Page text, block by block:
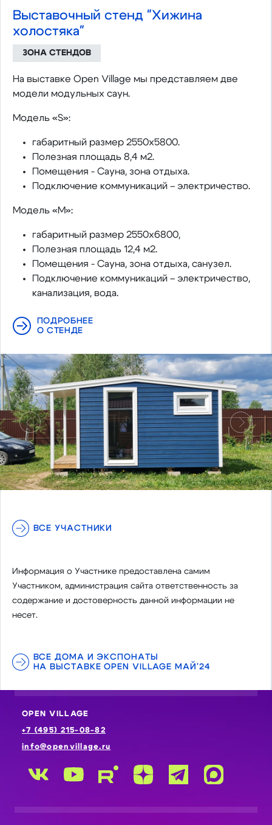
Выставочный стенд "Хижина
холостяка"
ЗОНА СТЕНДОВ
На выставке Open Village мы представляем две
модели модульных саун.
Модель «S»:
габаритный размер 2550х5800.
Полезная площадь 8,4 м2.
Помещения - Сауна, зона отдыха.
Подключение коммуникаций – электричество.
Модель «M»:
габаритный размер 2550х6800,
Полезная площадь 12,4 м2.
Помещения - Сауна, зона отдыха, санузел.
Подключение коммуникаций – электричество,
канализация, вода.
ПОДРОБНЕЕ
О СТЕНДЕ
Предыдущий
ВСЕ УЧАСТНИКИ
Информация о Участнике предоставлена самим
Участником, администрация сайта ответственность за
содержание и достоверность данной информации не
несет.
ВСЕ ДОМА И ЭКСПОНАТЫ
НА ВЫСТАВКЕ OPEN VILLAGE МАЙ'24
OPEN VILLAGE
+7 (495) 215-08-82
info@openvillage.ru